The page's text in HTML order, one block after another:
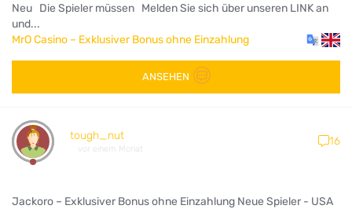
Neu Die Spieler müssen Melden Sie sich über unseren LINK an
und...
MrO Casino – Exklusiver Bonus ohne Einzahlung
ANSEHEN
tough_nut
vor einem Monat
16
Jackoro – Exklusiver Bonus ohne Einzahlung Neue Spieler - USA